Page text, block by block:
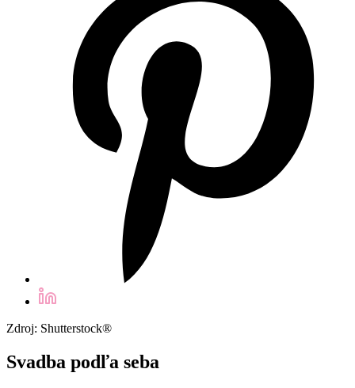
Zdroj: Shutterstock®
Svadba podľa seba